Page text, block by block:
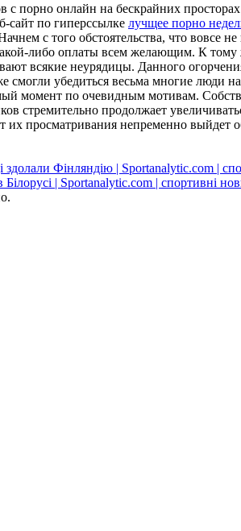
порно онлайн на бескрайних
сайт по гиперссылке лучщее порно
с того обстоятельства, что
либо оплаты всем желающим. К
всякие неурядицы. Данного
убедиться весьма многие люди
момент по очевидным мотивам.
стремительно продолжает
их просматривания непременно выйдет
здолали Фінляндію | Sportanalytic.com |
| Sportanalytic.com | спортивні